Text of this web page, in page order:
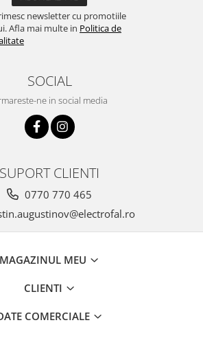
newsletter cu promotiile
Afla mai multe in Politica de
SOCIAL
ne in social media
SUPORT CLIENTI
0770 770 465
MAGAZINUL MEU
CLIENTI
COMERCIALE